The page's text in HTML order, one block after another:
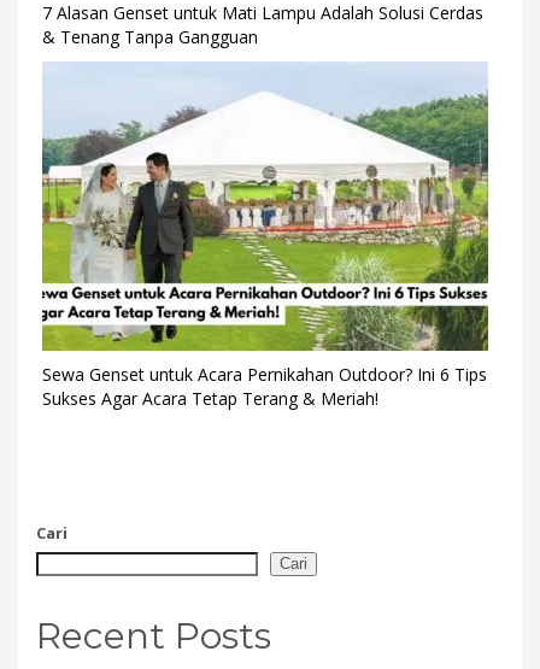
7 Alasan Genset untuk Mati Lampu Adalah Solusi Cerdas
& Tenang Tanpa Gangguan
Sewa Genset untuk Acara Pernikahan Outdoor? Ini 6 Tips
Sukses Agar Acara Tetap Terang & Meriah!
Cari
Cari
Recent Posts